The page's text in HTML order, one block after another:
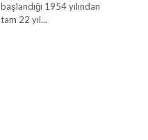
başlandığı 1954 yılından
tam 22 yıl...